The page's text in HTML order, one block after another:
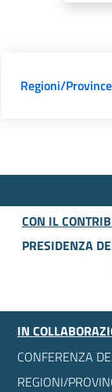
Regioni/
CON IL
PRESIDENZA
IN
CONFERENZA
REGIONI/